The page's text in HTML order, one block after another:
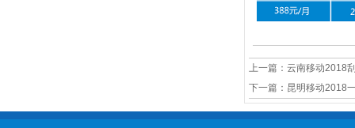
上一篇： 云南移动2018
下一篇： 昆明移动2018